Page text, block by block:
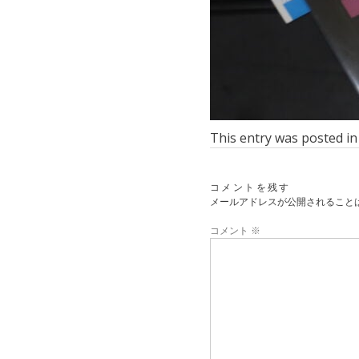
This entry was posted
コメントを残す
メールアドレスが公開されること
コメント ※